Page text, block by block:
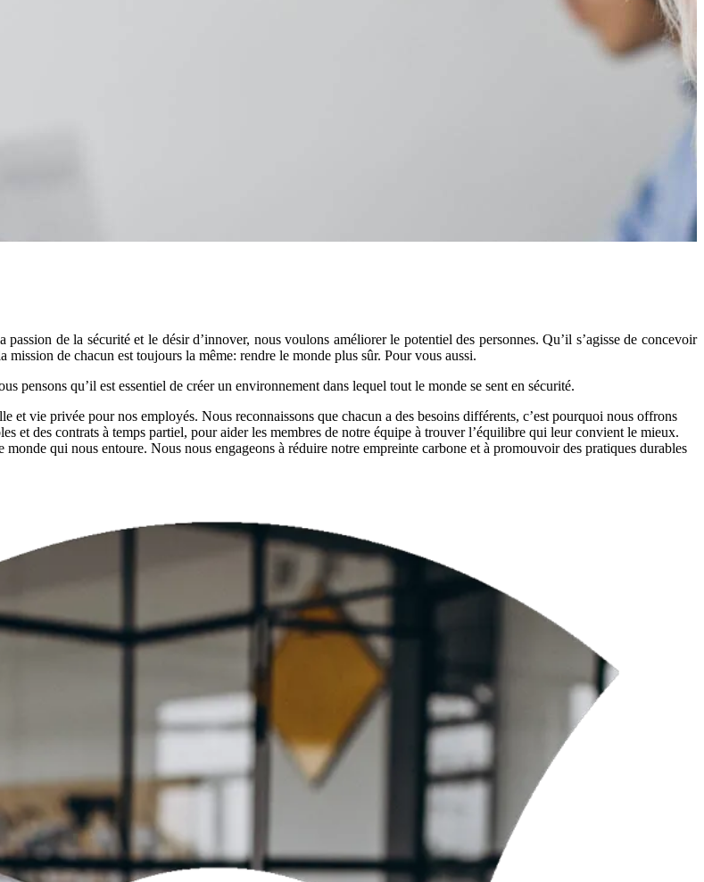
passion de la sécuritéet le désir d’innover, nous voulons améliorer le potentiel des personnes. Qu’il s’agisse de concevoir
mission de chacun est toujours la même: rendre le monde plus sûr. Pour vous aussi.
pensons qu’il est essentiel de créer un environnement dans lequel tout le monde se sent en sécurité.
et vie privée pour nos employés. Nous reconnaissons que chacun a des besoins différents, c’est pourquoi nous offrons
et des contrats à temps partiel, pour aider les membres de notre équipe à trouver l’équilibre qui leur convient le mieux.
monde qui nous entoure. Nous nous engageons à réduire notre empreinte carbone et à promouvoir des pratiques durables